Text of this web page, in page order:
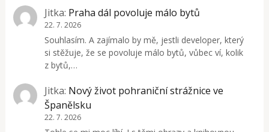
Jitka: Praha dál povoluje málo bytů
22. 7. 2026
Souhlasím. A zajímalo by mě, jestli developer, který
si stěžuje, že se povoluje málo bytů, vůbec ví, kolik
z bytů,…
Jitka: Nový život pohraniční strážnice ve
Španělsku
22. 7. 2026